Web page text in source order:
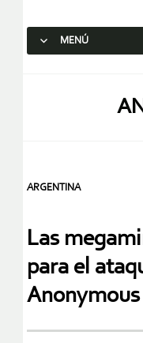
MENÚ
ARGENTINA
Las
para el
Anonymous